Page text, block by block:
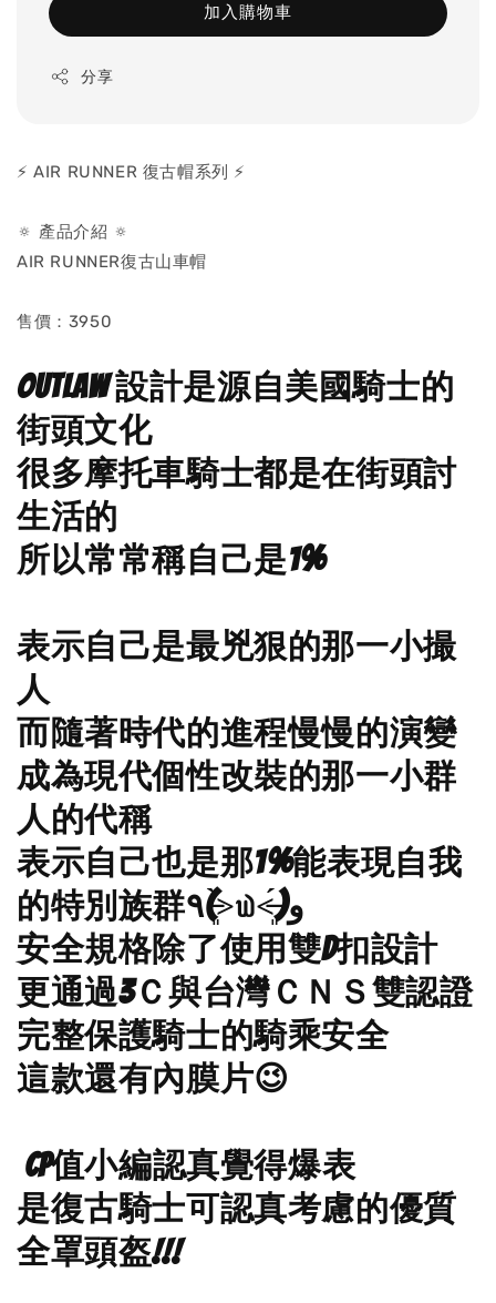
加入購物車
分享
⚡️ AIR RUNNER 復古帽系列 ⚡️
🔅 產品介紹 🔅
AIR RUNNER復古山車帽
售價：3950
Outlaw 設計是源自美國騎士的
街頭文化
很多摩托車騎士都是在街頭討
生活的
所以常常稱自己是1%
表示自己是最兇狠的那一小撮
人
而隨著時代的進程慢慢的演變
成為現代個性改裝的那一小群
人的代稱
表示自己也是那1%能表現自我
的特別族群٩(˃̶͈̀௰˂̶͈́)و
安全規格除了使用雙D扣設計
更通過3Ｃ與台灣ＣＮＳ雙認證
完整保護騎士的騎乘安全
這款還有內膜片😉
CP值小編認真覺得爆表
是復古騎士可認真考慮的優質
全罩頭盔!!!